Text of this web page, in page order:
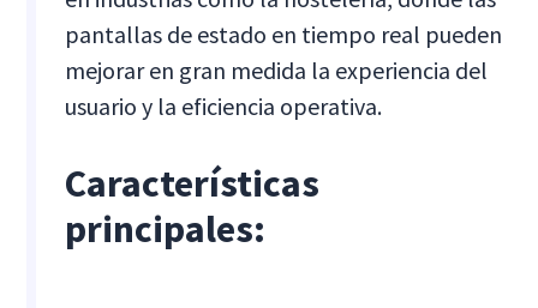
pantallas de estado en tiempo real pueden
mejorar en gran medida la experiencia del
usuario y la eficiencia operativa.
Características
principales: